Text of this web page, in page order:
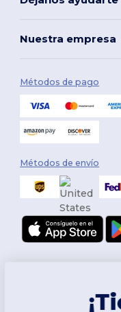
Nuestra empresa
Métodos de pago
Métodos de envío